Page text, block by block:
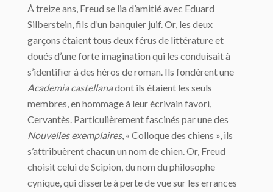
À treize ans, Freud se lia d’amitié avec Eduard
Silberstein, fils d’un banquier juif. Or, les deux
garçons étaient tous deux férus de littérature et
doués d’une forte imagination qui les conduisait à
s’identifier à des héros de roman. Ils fondèrent une
Academia castellanadont ils étaient les seuls
membres, en hommage à leur écrivain favori,
Cervantès. Particulièrement fascinés par une des
Nouvelles exemplaires, « Colloque des chiens », ils
s’attribuèrent chacun un nom de chien. Or, Freud
choisit celui de Scipion, du nom du philosophe
cynique, qui disserte à perte de vue sur les errances